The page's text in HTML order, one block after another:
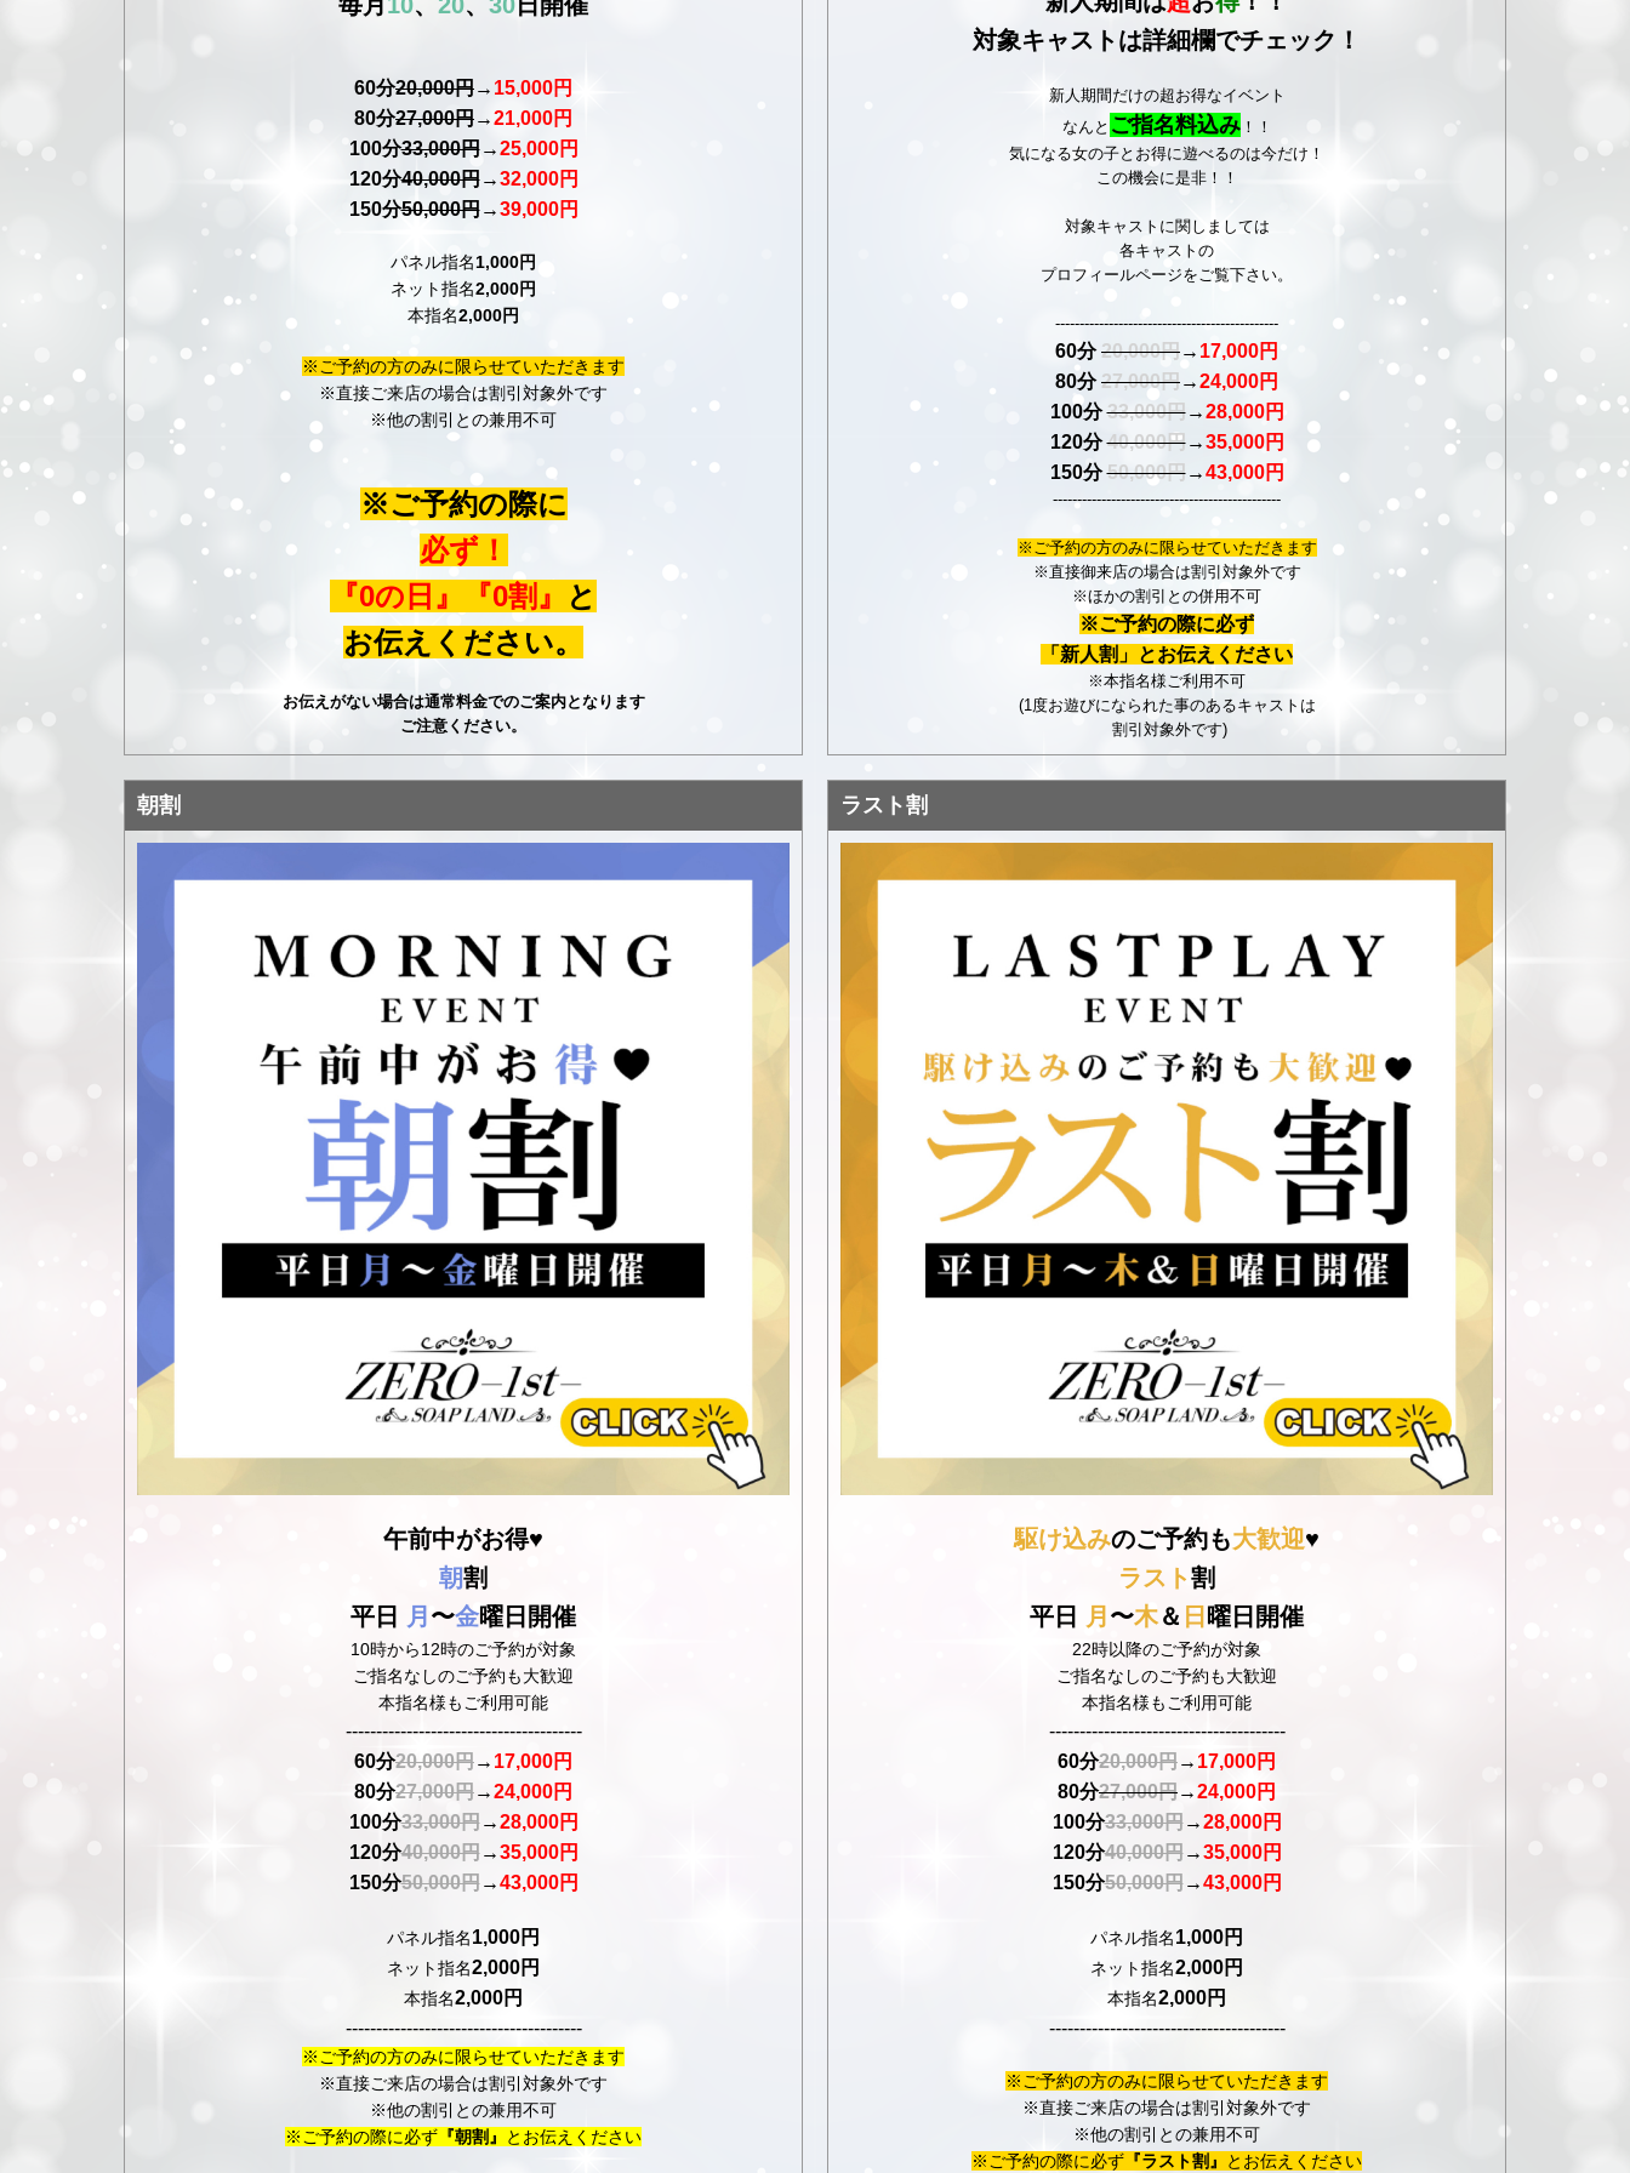
60分20,000円→ 15,000円
80分27,000円→21,000円
100分33,000円→25,000円
120分40,000円→32,000円
150分50,000円→39,000円
パネル指名1,000円
ネット指名2,000円
本指名2,000円
※ご予約の方のみに限らせていただきます
※直接ご来店の場合は割引対象外です
※他の割引との兼用不可
※ご予約の際に
必ず！
『0の日』『0割』
と
お伝えください。
お伝えがない場合は通常料金でのご案内となります
ご注意ください。
対象キャストは詳細欄でチェック！
新人期間だけの超お得なイベント
なんと ご指名料込み！！
気になる女の子とお得に遊べるのは今だけ！
この機会に是非！！
対象キャストに関しましては
各キャストの
プロフィールページをご覧下さい。
----------------------------------------------
60分20,000円→ 17,000円
80分27,000円→24,000円
100分33,000円→28,000円
120分40,000円→35,000円
150分50,000円→43,000円
-----------------------------------------------
※ご予約の方のみに限らせていただきます
※直接御来店の場合は割引対象外です
※ほかの割引との併用不可
※ご予約の際に必ず
「新人割」とお伝えください
※本指名様ご利用不可
(1度お遊びになられた事のあるキャストは
割引対象外です)
朝割
午前中がお得♥
朝割
平日
月 〜金曜日開催
10時から12時のご予約が対象
ご指名なしのご予約も大歓迎
本指名様もご利用可能
---------------------------------------
60分20,000円→ 17,000円
80分27,000円→24,000円
100分33,000円→28,000円
120分40,000円→35,000円
150分50,000円→43,000円
パネル指名1,000円
ネット指名2,000円
本指名2,000円
---------------------------------------
※ご予約の方のみに限らせていただきます
※直接ご来店の場合は割引対象外です
※他の割引との兼用不可
※ご予約の際に必ず 『朝割』 とお伝えください
ラスト割
駆け込みのご予約も大歓迎♥
ラスト割
平日
月 〜木＆ 日 曜日開催
22時以降のご予約が対象
ご指名なしのご予約も大歓迎
本指名様もご利用可能
---------------------------------------
60分20,000円→ 17,000円
80分27,000円→24,000円
100分33,000円→28,000円
120分40,000円→35,000円
150分50,000円→43,000円
パネル指名1,000円
ネット指名2,000円
本指名2,000円
---------------------------------------
※ご予約の方のみに限らせていただきます
※直接ご来店の場合は割引対象外です
※他の割引との兼用不可
※ご予約の際に必ず 『ラスト割』 とお伝えください